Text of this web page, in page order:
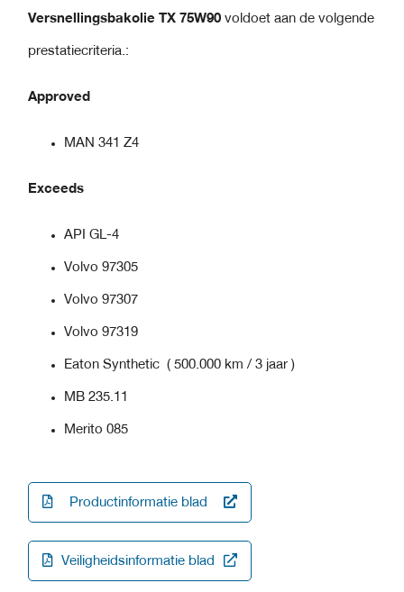
Versnellingsbakolie TX 75W90voldoet aan de volgende
prestatiecriteria.:
Approved
MAN 341 Z4
Exceeds
API GL-4
Volvo 97305
Volvo 97307
Volvo 97319
Eaton Synthetic ( 500.000 km / 3 jaar )
MB 235.11
Merito 085
Productinformatie blad
Veiligheidsinformatie blad